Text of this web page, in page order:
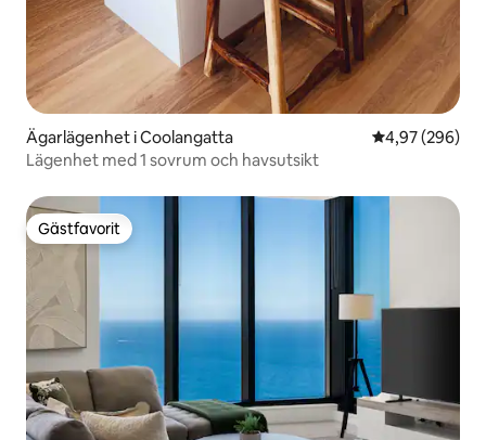
Ägarlägenhet i Coolangatta 4,97 av 5 i
4,97 (296)
Lägenhet med 1 sovrum och havsutsikt
Gästfavorit
Gästfavorit